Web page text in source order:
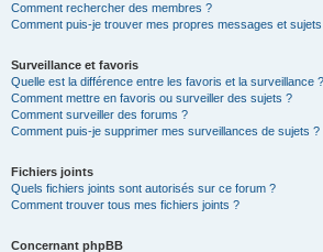
Comment rechercher des membres ?
Comment puis-je trouver mes propres messages et
Surveillance et favoris
Quelle est la différence entre les favoris et la surveillance ?
Comment mettre en favoris ou surveiller des sujets ?
Comment surveiller des forums ?
Comment puis-je supprimer mes surveillances de sujets ?
Fichiers joints
Quels fichiers joints sont autorisés sur ce forum ?
Comment trouver tous mes fichiers joints ?
Concernant phpBB